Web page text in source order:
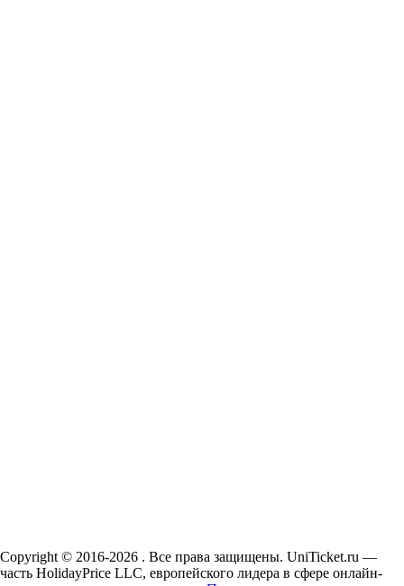
Copyright © 2016-2026 . Все права защищены. UniTicket.ru —
часть HolidayPrice LLC, европейского лидера в сфере онлайн-